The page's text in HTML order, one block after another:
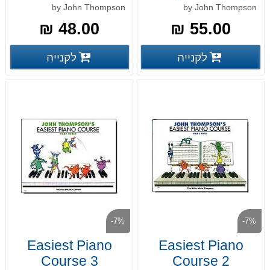
by John Thompson
55.00 ₪
פרטים נוספים פרטים נוספים לקנייה
by John Thompson
48.00 ₪
פרטים נוספים
לקנייה
-7%
Easiest Piano
Course 2
-7%
Easiest Piano
Course 3